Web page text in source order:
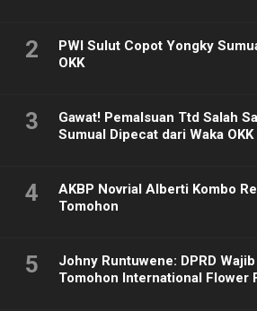
2
PWI Sulut Copot Yongky
OKK
3
Gawat! Pemalsuan Ttd Salah
Sumual Dipecat dari Waka
4
AKBP Novrial Alberti Kombo
Tomohon
5
Johny Runtuwene: DPRD
Tomohon International Flower